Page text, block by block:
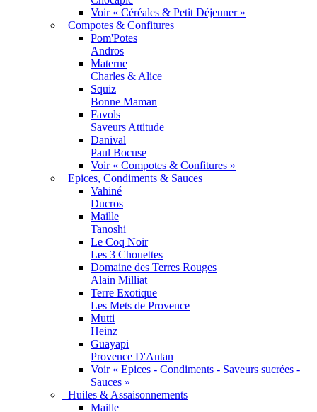
Voir « Céréales & Petit Déjeuner »
Compotes & Confitures
Pom'Potes
Andros
Materne
Charles & Alice
Squiz
Bonne Maman
Favols
Saveurs Attitude
Danival
Paul Bocuse
Voir « Compotes & Confitures »
Epices, Condiments & Sauces
Vahiné
Ducros
Maille
Tanoshi
Le Coq Noir
Les 3 Chouettes
Domaine des Terres Rouges
Alain Milliat
Terre Exotique
Les Mets de Provence
Mutti
Heinz
Guayapi
Provence D'Antan
Voir « Epices - Condiments - Saveurs sucrées -
Sauces »
Huiles & Assaisonnements
Maille